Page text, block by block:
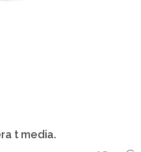
t media.